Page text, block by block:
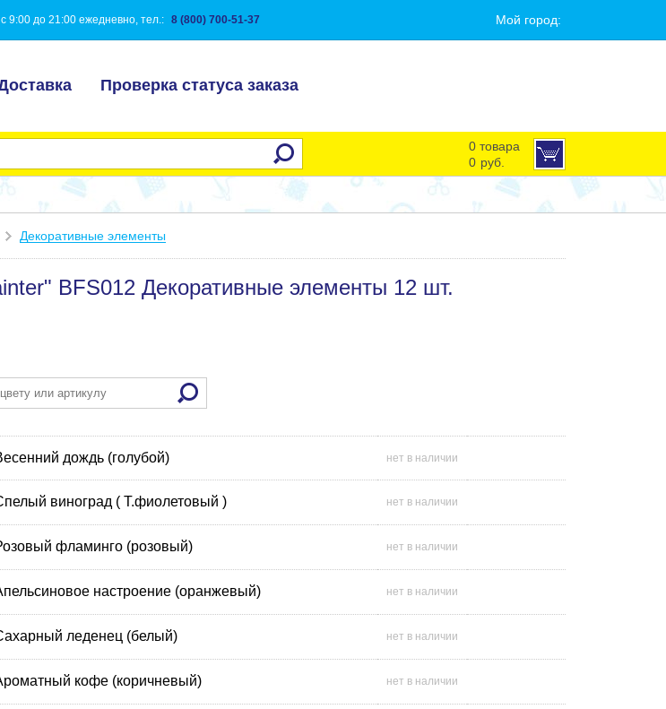
9:00 до 21:00 ежедневно, тел.: 8 (800) 700-51-37 Мой город:
Проверка статуса заказа
0 товара
0 руб.
Декоративные элементы
BFS012 Декоративные элементы 12 шт.
дождь (голубой) нет в наличии
виноград ( Т.фиолетовый ) нет в наличии
фламинго (розовый) нет в наличии
настроение (оранжевый) нет в наличии
леденец (белый) нет в наличии
кофе (коричневый) нет в наличии